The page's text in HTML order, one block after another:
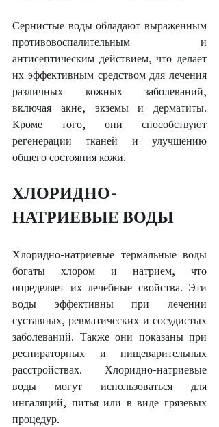
Сернистые воды обладают выраженным
противовоспалительным и
антисептическим действием, что делает
их эффективным средством для лечения
различных кожных заболеваний,
включая акне, экземы и дерматиты.
Кроме того, они способствуют
регенерации тканей и улучшению
общего состояния кожи.
ХЛОРИДНО-
НАТРИЕВЫЕ ВОДЫ
Хлоридно-натриевые термальные воды
богаты хлором и натрием, что
определяет их лечебные свойства. Эти
воды эффективны при лечении
суставных, ревматических и сосудистых
заболеваний. Также они показаны при
респираторных и пищеварительных
расстройствах. Хлоридно-натриевые
воды могут использоваться для
ингаляций, питья или в виде грязевых
процедур.